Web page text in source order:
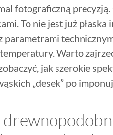
fotograficzną
To nie jest już
parametrami
Warto
jak szerokie
„desek” po